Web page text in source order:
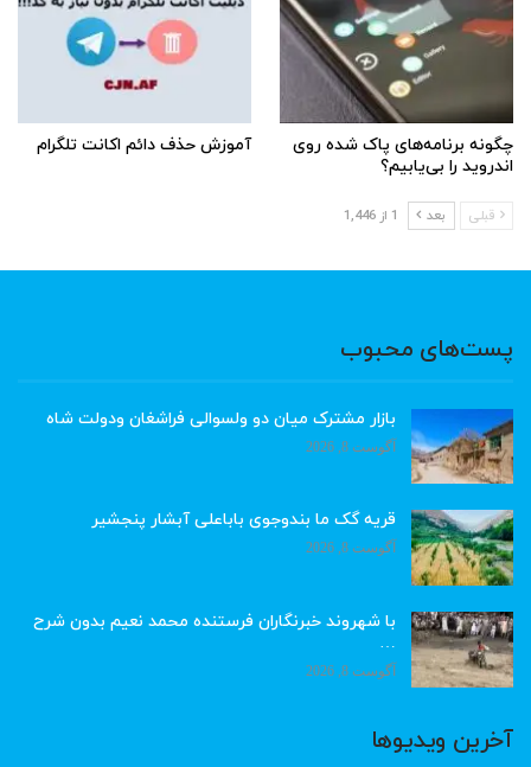
چگونه برنامه‌های پاک شده روی
اندروید را بی‌یابیم؟
آموزش حذف دائم اکانت تلگرام
قبلی بعد 1 از 1,446
پست‌های محبوب
بازار مشترک میان دو ولسوالی فراشغان ودولت شاه
آگوست 8, 2026
قریه گک ما بندوجوی باباعلی آبشار پنجشیر
آگوست 8, 2026
با شهروند خبرنگاران فرستنده محمد نعیم بدون شرح
…
آگوست 8, 2026
آخرین ویدیوها